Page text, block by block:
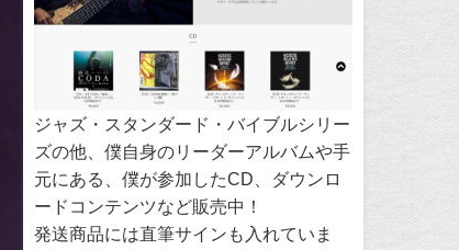
ジャズ・スタンダード・バイブルシリー
ズの他、僕自身のリーダーアルバムや手
元にある、僕が参加したCD、ダウンロ
ードコンテンツなど販売中！
発送商品には直筆サインも入れていま